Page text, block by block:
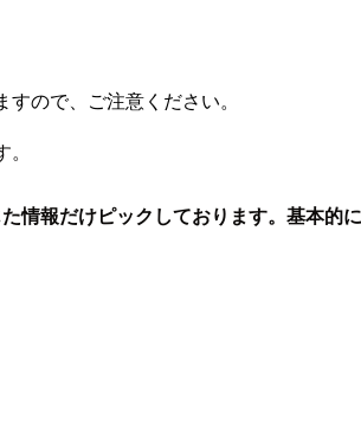
ので、ご注意ください。
報だけピックしております。基本的